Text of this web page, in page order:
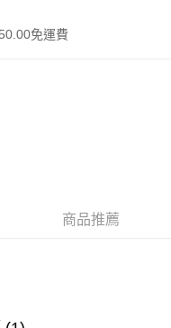
免運費
商品推薦